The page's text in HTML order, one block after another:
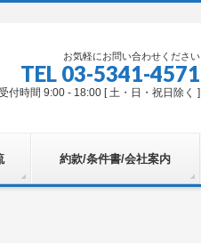
お気軽にお問い合わせください
TEL 03-5341-4571
付時間 9:00 - 18:00 [ 土・日・祝日除く ]
約款/条件書/会社案内